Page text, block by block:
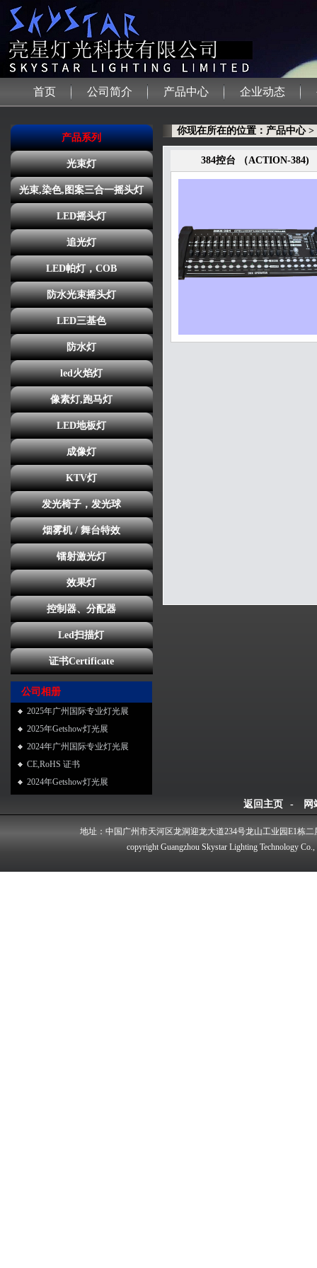
首页 公司简介 产品中心 企业动态
产品系列
光束灯
光束,染色,图案三合一摇头灯
LED摇头灯
追光灯
LED帕灯，COB
防水光束摇头灯
LED三基色
防水灯
led火焰灯
像素灯,跑马灯
LED地板灯
成像灯
KTV灯
发光椅子，发光球
烟雾机 / 舞台特效
镭射激光灯
效果灯
控制器、分配器
Led扫描灯
证书Certificate
公司相册
2025年广州国际专业灯光展
2025年Getshow灯光展
2024年广州国际专业灯光展
CE,RoHS 证书
2024年Getshow灯光展
你现在所在的位置：产品中心
384控台 （ACTION-384)
返回主页 - 网
地址：中国广州市天河区龙洞迎龙大道234号龙山工业园E1栋二
copyright Guangzhou Skystar Lighting Technology